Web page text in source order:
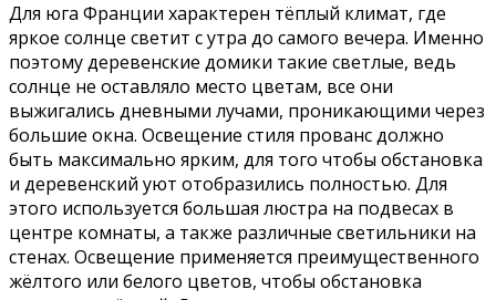
Для юга Франции характерен тёплый климат, где
яркое солнце светит с утра до самого вечера. Именно
поэтому деревенские домики такие светлые, ведь
солнце не оставляло место цветам, все они
выжигались дневными лучами, проникающими через
большие окна. Освещение стиля прованс должно
быть максимально ярким, для того чтобы обстановка
и деревенский уют отобразились полностью. Для
этого используется большая люстра на подвесах в
центре комнаты, а также различные светильники на
стенах. Освещение применяется преимущественного
жёлтого или белого цветов, чтобы обстановка